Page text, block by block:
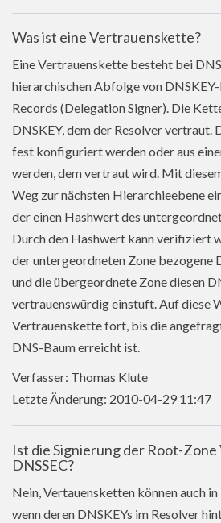
Was ist eine Vertrauenskette?
Eine Vertrauenskette besteht bei
hierarchischen Abfolge von
Records (Delegation Signer). Die
DNSKEY, dem der Resolver vertraut.
fest konfiguriert werden oder aus
werden, dem vertraut wird. Mit
Weg zur nächsten Hierarchieebene
der einen Hashwert des
Durch den Hashwert kann verifiziert
der untergeordneten Zone bezogene
und die übergeordnete Zone diesen
vertrauenswürdig einstuft. Auf diese
Vertrauenskette fort, bis die
DNS-Baum erreicht ist.
Verfasser: Thomas Klute
Letzte Änderung: 2010-04-29 11:47
Ist die Signierung der Root-
DNSSEC?
Nein, Vertauensketten können auch
wenn deren DNSKEYs im Resolver